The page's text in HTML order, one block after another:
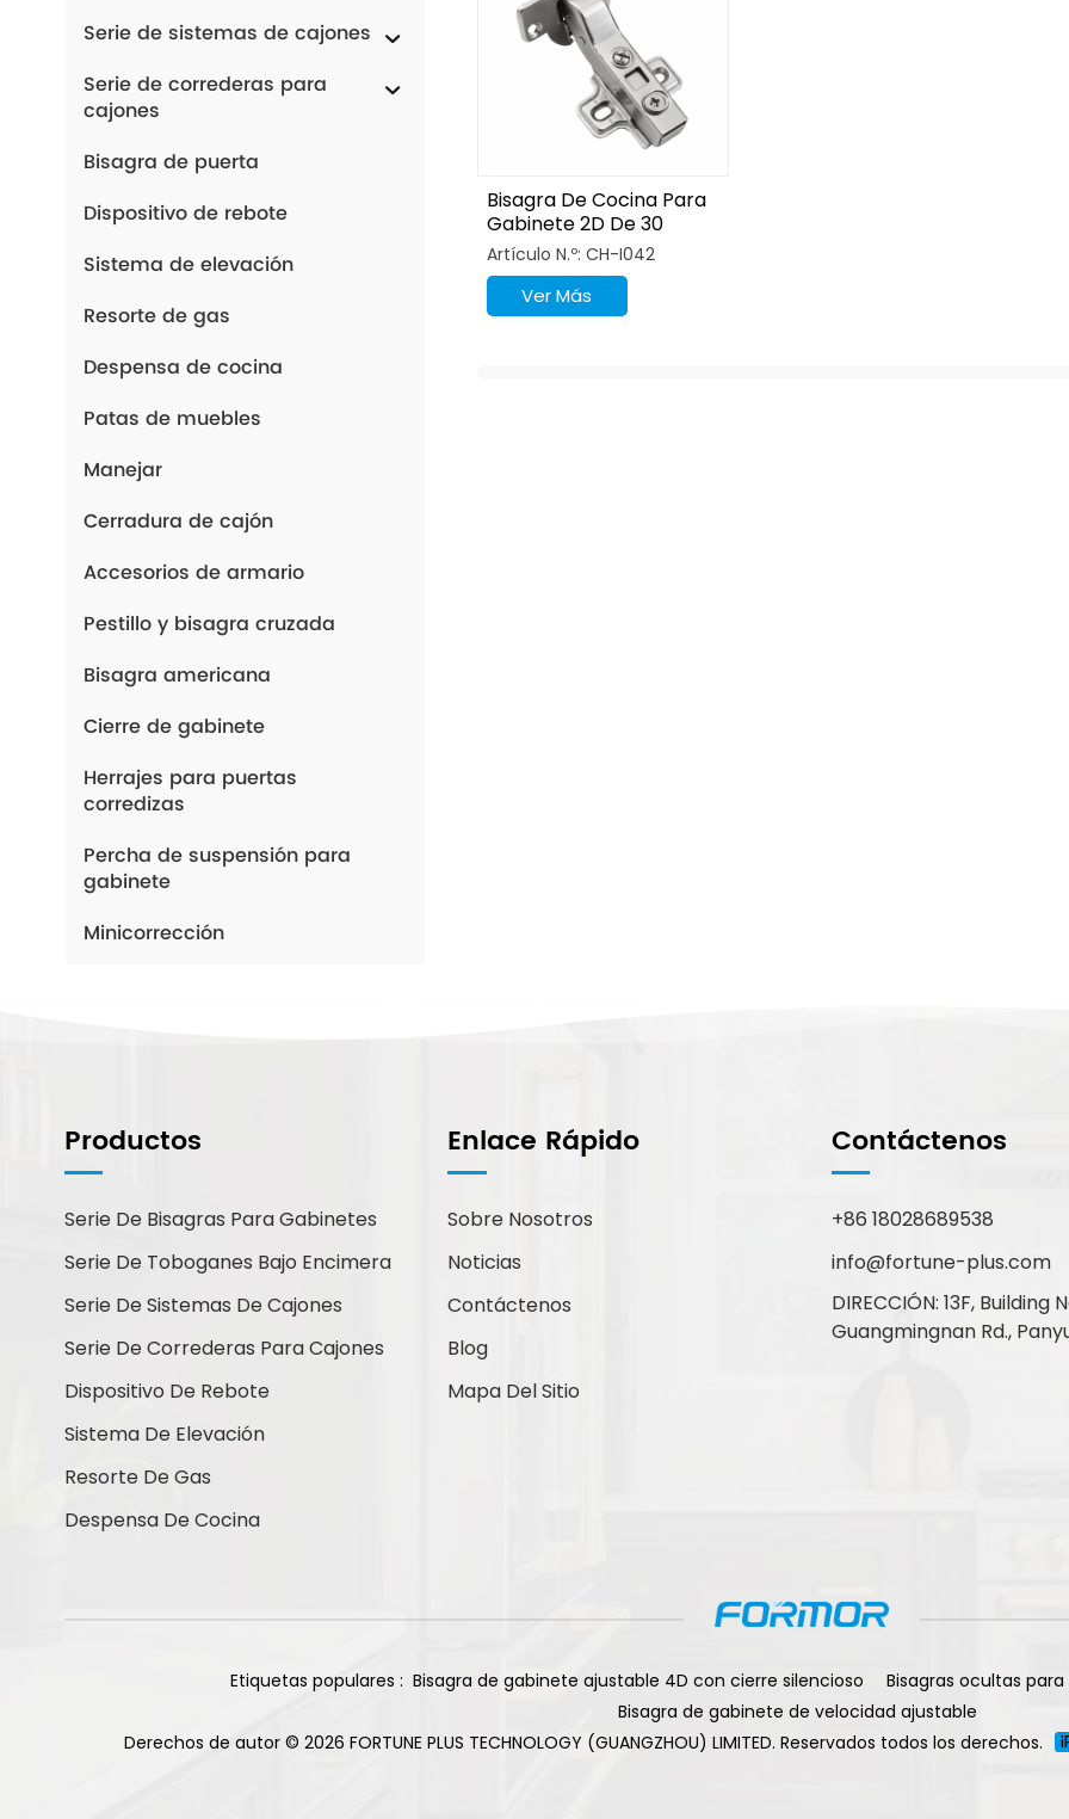
Serie de sistemas de cajones
Serie de correderas para
cajones
Bisagra de puerta
Dispositivo de rebote
Sistema de elevación
Resorte de gas
Despensa de cocina
Patas de muebles
Manejar
Cerradura de cajón
Accesorios de armario
Pestillo y bisagra cruzada
Bisagra americana
Cierre de gabinete
Herrajes para puertas
corredizas
Percha de suspensión para
gabinete
Minicorrección
Puede contactarnos de la forma
que le resulte más cómoda.
Estamos disponibles 24/7 por
correo electrónico o teléfono.
Contáctenos
Nuevos Productos
de cierre suave con
gabinete, 2 orificios,
Leer Más
Bisagra De Cocina Para
Gabinete 2D De 30
Grados
Artículo N.º: CH-I042
Ver Más
Productos
Serie De Bisagras Para Gabinetes
Serie De Toboganes Bajo Encimera
Serie De Sistemas De Cajones
Serie De Correderas Para Cajones
Dispositivo De Rebote
Sistema De Elevación
Resorte De Gas
Despensa De Cocina
Enlace Rápido
Sobre Nosotros
Noticias
Contáctenos
Blog
Mapa Del Sitio
Contáctenos
+86 18028689538
info@fortune-plus.com
DIRECCIÓN: 13F, Building
Guangmingnan Rd.,
Etiquetas populares : Bisagra de gabinete ajustable 4D con cierre silencioso
Bisagras ocultas
Bisagra de gabinete de velocidad ajustable
Derechos de autor © 2026 FORTUNE PLUS TECHNOLOGY (GUANGZHOU) LIMITED. Reservados todos los derechos.